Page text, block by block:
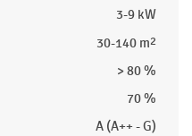
3-9 kW
30-140 m2
> 80 %
70 %
A (A++ - G)